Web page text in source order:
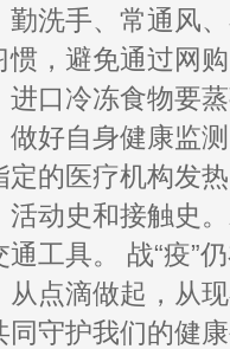
洗手、常通风
，避免通过网
口冷冻食物要
好自身健康监
的医疗机构发
动史和接触史
工具。 战“疫”
点滴做起，从
守护我们的健